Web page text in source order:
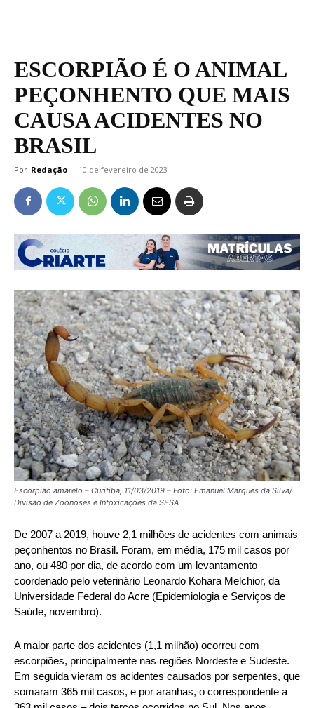
ESCORPIÃO É O ANIMAL
PEÇONHENTO QUE MAIS
CAUSA ACIDENTES NO
BRASIL
Por Redação - 10 de fevereiro de 2023
Escorpião amarelo – Curitiba, 11/03/2019 – Foto: Emanuel Marques da Silva/
Divisão de Zoonoses e Intoxicações da SESA
De 2007 a 2019, houve 2,1 milhões de acidentes com animais
peçonhentos no Brasil. Foram, em média, 175 mil casos por
ano, ou 480 por dia, de acordo com um levantamento
coordenado pelo veterinário Leonardo Kohara Melchior, da
Universidade Federal do Acre (Epidemiologia e Serviços de
Saúde, novembro).
A maior parte dos acidentes (1,1 milhão) ocorreu com
escorpiões, principalmente nas regiões Nordeste e Sudeste.
Em seguida vieram os acidentes causados por serpentes, que
somaram 365 mil casos, e por aranhas, o correspondente a